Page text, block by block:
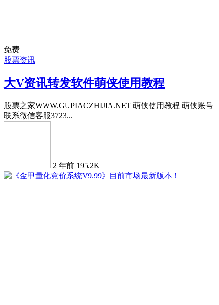
免费
股票资讯
大V资讯转发软件萌侠使用教程
股票之家WWW.GUPIAOZHIJIA.NET 萌侠使用教程 萌侠账号
联系微信客服3723...
2 年前 195.2K